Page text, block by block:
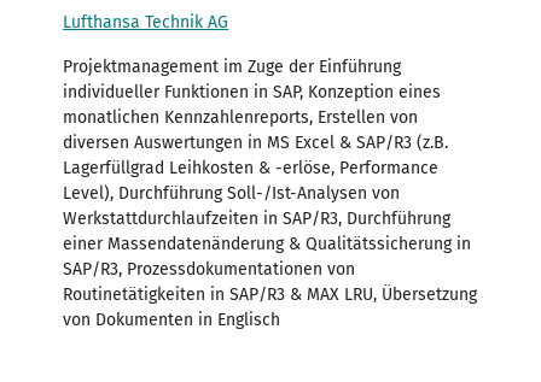
Lufthansa Technik AG
Projektmanagement im Zuge der Einführung
individueller Funktionen in SAP, Konzeption eines
monatlichen Kennzahlenreports, Erstellen von
diversen Auswertungen in MS Excel & SAP/R3 (z.B.
Lagerfüllgrad Leihkosten & -erlöse, Performance
Level), Durchführung Soll-/Ist-Analysen von
Werkstattdurchlaufzeiten in SAP/R3, Durchführung
einer Massendatenänderung & Qualitätssicherung in
SAP/R3, Prozessdokumentationen von
Routinetätigkeiten in SAP/R3 & MAX LRU, Übersetzung
von Dokumenten in Englisch